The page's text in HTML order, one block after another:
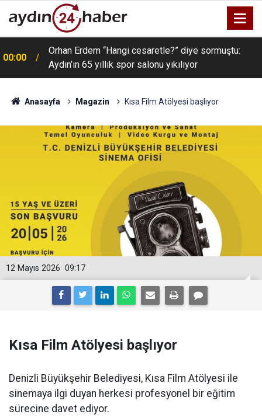
00:00
Orhan Erdem “Hangi cesaretle?” diye sormuştu:
Aydın’ın 65 yıllık spor salonu yıkılıyor
Anasayfa Magazin Kısa Film Atölyesi başlıyor
09:17
12 Mayıs 2026
Kısa Film Atölyesi başlıyor
Denizli Büyükşehir Belediyesi, Kısa Film Atölyesi ile
sinemaya ilgi duyan herkesi profesyonel bir eğitim
sürecine davet ediyor.